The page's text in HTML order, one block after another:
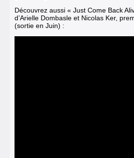
Découvrez aussi « Just Come Back
d’Arielle Dombasle et Nicolas Ker,
(sortie en Juin) :